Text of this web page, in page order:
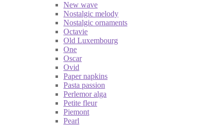
New wave
Nostalgic melody
Nostalgic ornaments
Octavie
Old Luxembourg
One
Oscar
Ovid
Paper napkins
Pasta passion
Perlemor alga
Petite fleur
Piemont
Pearl